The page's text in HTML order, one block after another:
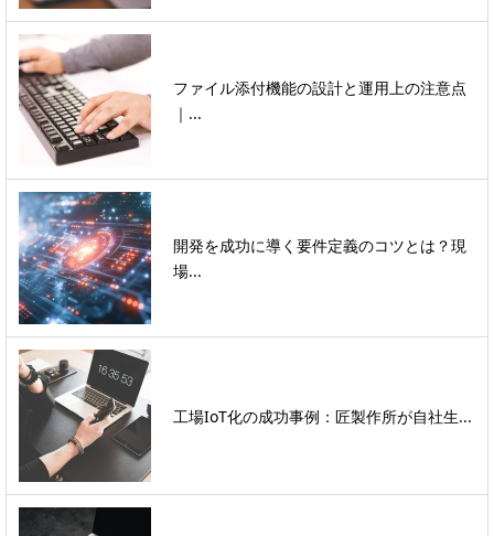
ファイル添付機能の設計と運用上の注意点
｜...
開発を成功に導く要件定義のコツとは？現
場...
工場IoT化の成功事例：匠製作所が自社生...